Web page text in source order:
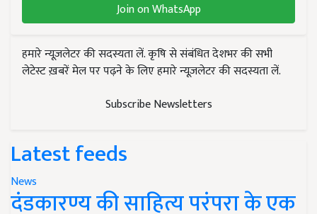
Join on WhatsApp
हमारे न्यूज़लेटर की सदस्यता लें. कृषि से संबंधित देशभर की सभी
लेटेस्ट ख़बरें मेल पर पढ़ने के लिए हमारे न्यूज़लेटर की सदस्यता लें.
Subscribe Newsletters
Latest feeds
News
दंडकारण्य की साहित्य परंपरा के एक